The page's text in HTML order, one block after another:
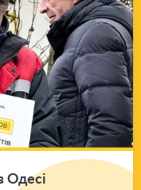
Одесі